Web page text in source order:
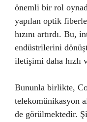
önemli bir rol
yapılan optik
hızını artırdı. Bu,
endüstrilerini
iletişimi daha hızlı
Bununla birlikte,
telekomünikasyon
de görülmektedir.